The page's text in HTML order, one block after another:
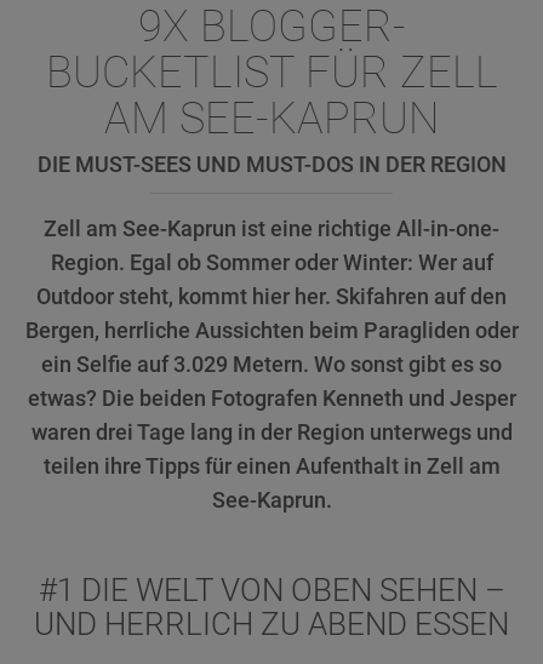
9X BLOGGER-
BUCKETLIST FÜR ZELL
AM SEE-KAPRUN
DIE MUST-SEES UND MUST-DOS IN DER REGION
Zell am See-Kaprun ist eine richtige All-in-one-
Region. Egal ob Sommer oder Winter: Wer auf
Outdoor steht, kommt hier her. Skifahren auf den
Bergen, herrliche Aussichten beim Paragliden oder
ein Selfie auf 3.029 Metern. Wo sonst gibt es so
etwas? Die beiden Fotografen Kenneth und Jesper
waren drei Tage lang in der Region unterwegs und
teilen ihre Tipps für einen Aufenthalt in Zell am
See-Kaprun.
#1 DIE WELT VON OBEN SEHEN –
UND HERRLICH ZU ABEND ESSEN